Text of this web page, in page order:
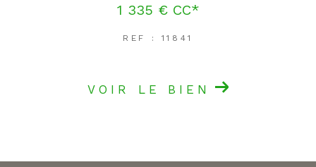
1 335 € CC*
REF : 11841
VOIR LE BIEN